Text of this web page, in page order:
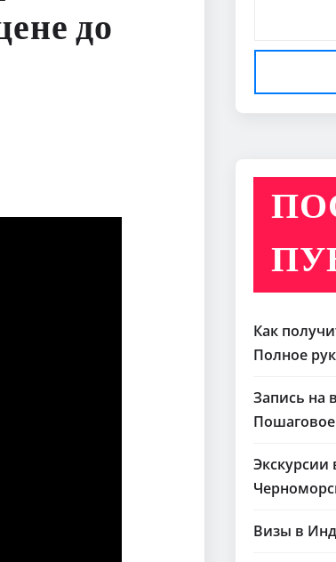
до
Как
Полное
Запись на
Экскурсии
Визы в